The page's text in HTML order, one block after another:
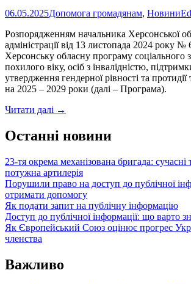
кампанія
енергоефективності
06.05.2025Допомога громадянам, Новини
Розпорядженням начальника Херсонської
адміністрації від 13 листопада 2024 року
Херсонську обласну програму соціального
похилого віку, осіб з інвалідністю,
утвердження гендерної рівності та протидії
на 2025 – 2029 роки (далі – Програма).
Читати далі Жителям
громади
призначено
допомогу
в
межах
обласної
програми
соцзахисту
→
Останні новини
23-тя окрема механізована бригада: сучасні
потужна артилерія
Порушили право на доступ до публічної
отримати допомогу
Як подати запит на публічну інформацію
Доступ до публічної інформації: що варто
Як Європейський Союз оцінює прогрес
членства
Важливо